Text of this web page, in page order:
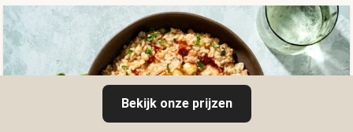
Bekijk onze prijzen